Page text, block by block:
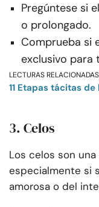
Pregúntese si
o prolongado.
Comprueba si
exclusivo para
LECTURAS
11 Etapas tácitas
3. Celos
Los celos son
especialmente si
amorosa o del